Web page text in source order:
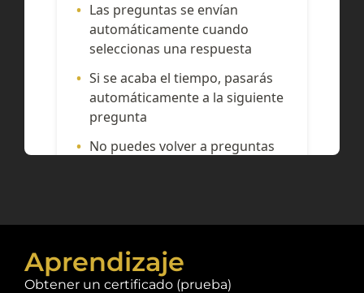
Aprendizaje
Obtener un certificado (prueba)